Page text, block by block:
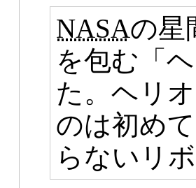
NASAの星
を包む「
た。ヘリ
のは初め
らないリ